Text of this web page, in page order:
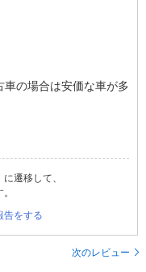
の場合は安価な車が多
遷移して、
告をする
次のレビュー